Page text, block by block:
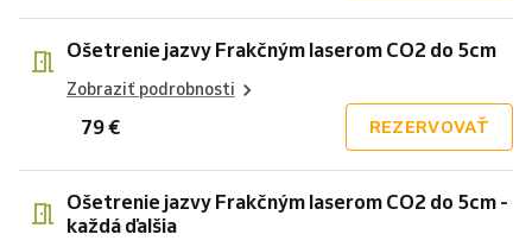
Ošetrenie jazvy Frakčným laserom CO2 do 5cm
Zobraziť podrobnosti
79 € REZERVOVAŤ
Ošetrenie jazvy Frakčným laserom CO2 do 5cm -
každá ďalšia